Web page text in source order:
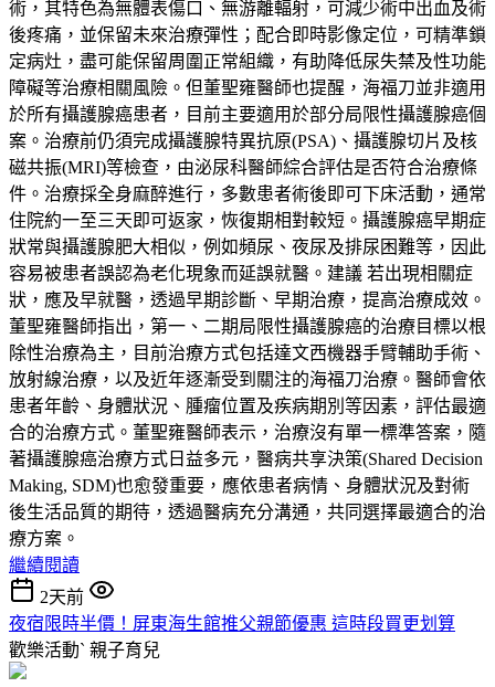
術，其特色為無體表傷口、無游離輻射，可減少術中出血及術
後疼痛，並保留未來治療彈性；配合即時影像定位，可精準鎖
定病灶，盡可能保留周圍正常組織，有助降低尿失禁及性功能
障礙等治療相關風險。但董聖雍醫師也提醒，海福刀並非適用
於所有攝護腺癌患者，目前主要適用於部分局限性攝護腺癌個
案。治療前仍須完成攝護腺特異抗原(PSA)、攝護腺切片及核
磁共振(MRI)等檢查，由泌尿科醫師綜合評估是否符合治療條
件。治療採全身麻醉進行，多數患者術後即可下床活動，通常
住院約一至三天即可返家，恢復期相對較短。攝護腺癌早期症
狀常與攝護腺肥大相似，例如頻尿、夜尿及排尿困難等，因此
容易被患者誤認為老化現象而延誤就醫。建議 若出現相關症
狀，應及早就醫，透過早期診斷、早期治療，提高治療成效。
董聖雍醫師指出，第一、二期局限性攝護腺癌的治療目標以根
除性治療為主，目前治療方式包括達文西機器手臂輔助手術、
放射線治療，以及近年逐漸受到關注的海福刀治療。醫師會依
患者年齡、身體狀況、腫瘤位置及疾病期別等因素，評估最適
合的治療方式。董聖雍醫師表示，治療沒有單一標準答案，隨
著攝護腺癌治療方式日益多元，醫病共享決策(Shared Decision
Making, SDM)也愈發重要，應依患者病情、身體狀況及對術
後生活品質的期待，透過醫病充分溝通，共同選擇最適合的治
療方案。
繼續閱讀
2天前
夜宿限時半價！屏東海生館推父親節優惠 這時段買更划算
歡樂活動ˋ 親子育兒